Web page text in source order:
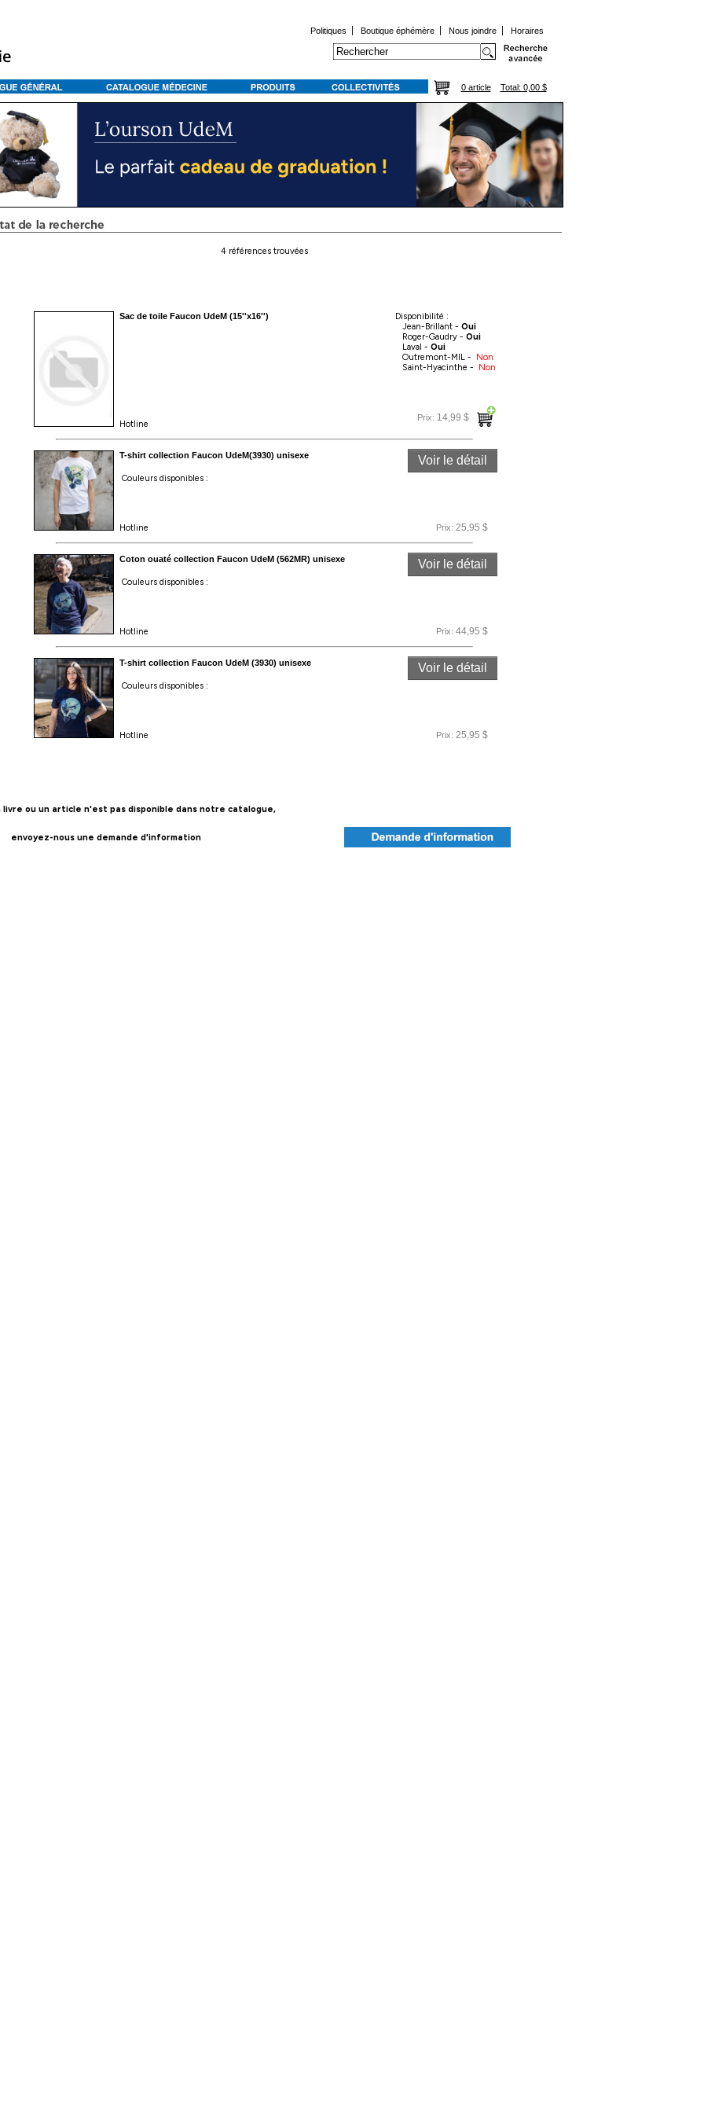
Politiques Boutique éphémère| Nous joindre| Horaires
0 article Total: 0,00 $
4 références trouvées
Sac de toile Faucon UdeM (15''x16'')
Disponibilité :
Jean-Brillant - Oui
Roger-Gaudry - Oui
Laval - Oui
Outremont-MIL -
Non
Saint-Hyacinthe -
Non
Hotline
Prix: 14,99 $
T-shirt collection Faucon UdeM(3930) unisexe
Couleurs disponibles :
Voir le détail
Hotline Prix: 25,95 $
Coton ouaté collection Faucon UdeM (562MR) unisexe
Couleurs disponibles :
Voir le détail
Hotline Prix: 44,95 $
T-shirt collection Faucon UdeM (3930) unisexe
Couleurs disponibles :
Voir le détail
Hotline Prix: 25,95 $
livre ou un article n'est pas disponible dans notre catalogue,
envoyez-nous une demande d'information